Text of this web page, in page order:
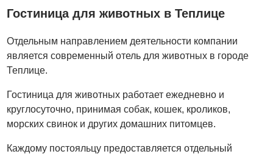
Гостиница для животных в Теплице
Отдельным направлением деятельности компании
является современный отель для животных в городе
Теплице.
Гостиница для животных работает ежедневно и
круглосуточно, принимая собак, кошек, кроликов,
морских свинок и других домашних питомцев.
Каждому постояльцу предоставляется отдельный